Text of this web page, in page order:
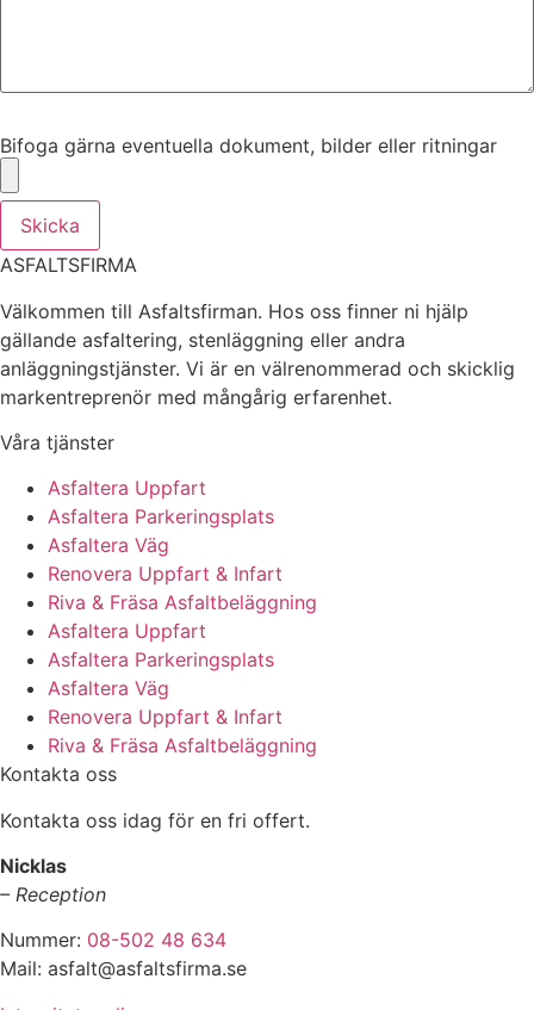
Bifoga gärna eventuella dokument, bilder eller ritningar
Skicka
ASFALTSFIRMA
Välkommen till Asfaltsfirman. Hos oss finner ni hjälp
gällande asfaltering, stenläggning eller andra
anläggningstjänster. Vi är en välrenommerad och skicklig
markentreprenör med mångårig erfarenhet.
Våra tjänster
Asfaltera Uppfart
Asfaltera Parkeringsplats
Asfaltera Väg
Renovera Uppfart & Infart
Riva & Fräsa Asfaltbeläggning
Asfaltera Uppfart
Asfaltera Parkeringsplats
Asfaltera Väg
Renovera Uppfart & Infart
Riva & Fräsa Asfaltbeläggning
Kontakta oss
Kontakta oss idag för en fri offert.
Nicklas
– Reception
Nummer: 08-502 48 634
Mail: asfalt@asfaltsfirma.se